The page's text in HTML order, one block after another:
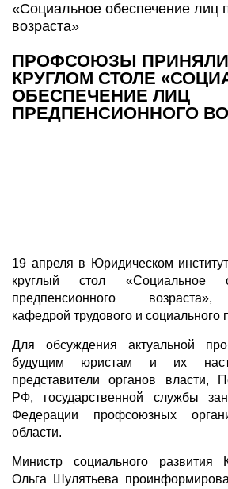
«Социальное обеспечение лиц
возраста»
ПРОФСОЮЗЫ ПРИНЯЛИ
КРУГЛОМ СТОЛЕ
ОБЕСПЕЧЕНИЕ ЛИЦ
ПРЕДПЕНСИОННОГО
19 апреля в Юридическом
круглый стол «Социальное
предпенсионного возраста»,
кафедрой трудового и социального
Для обсуждения актуальной
будущим юристам и их
представители органов власти,
РФ, государственной службы
Федерации профсоюзных
области.
Министр социального развития
Ольга Шулятьева